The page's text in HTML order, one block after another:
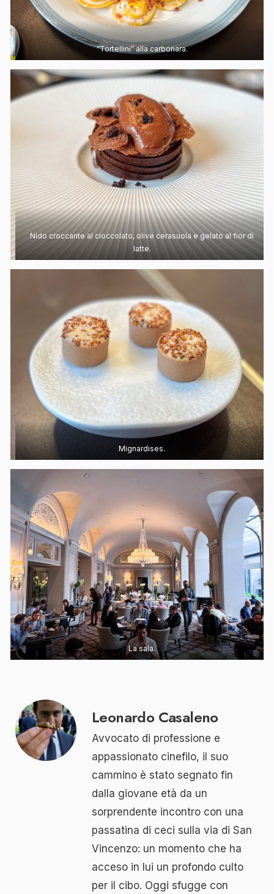
“Tortellini” alla carbonara.
Nido croccante al cioccolato, olive cerasuola e gelato al fior di
latte.
Mignardises.
La sala.
Leonardo Casaleno
Avvocato di professione e
appassionato cinefilo, il suo
cammino è stato segnato fin
dalla giovane età da un
sorprendente incontro con una
passatina di ceci sulla via di San
Vincenzo: un momento che ha
acceso in lui un profondo culto
per il cibo. Oggi sfugge con